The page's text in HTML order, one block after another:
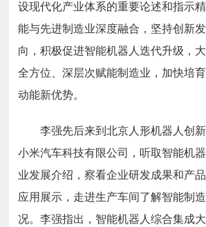
设现代化产业体系的重要论述和指示
能与先进制造业深度融合，坚持创新
向，积极促进智能机器人迭代升级，
全方位、深层次赋能制造业，加快培
动能新优势。
李强先后来到北京人形机器人创新
小米汽车科技有限公司，听取智能机
业发展介绍，察看企业研发成果和产
应用展示，走进生产车间了解智能制
况。李强指出，智能机器人综合集成